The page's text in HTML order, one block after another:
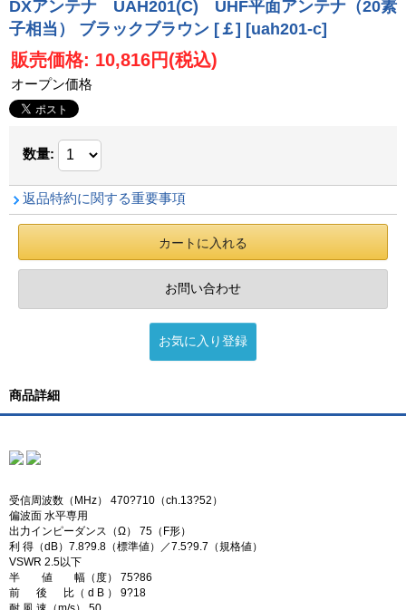
DXアンテナ UAH201(C) UHF平面アンテナ（20素
子相当） ブラックブラウン [￡] [uah201-c]
販売価格: 10,816円(税込)
オープン価格
数量:
返品特約に関する重要事項
商品詳細
受信周波数（MHz） 470?710（ch.13?52）
偏波面 水平専用
出力インピーダンス（Ω） 75（F形）
利 得（dB）7.8?9.8（標準値）／7.5?9.7（規格値）
VSWR 2.5以下
半 値 幅（度） 75?86
前 後 比（ d B ） 9?18